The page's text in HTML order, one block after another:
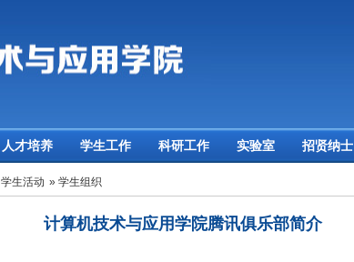
人才培养 学生工作 科研工作 实验室 招贤纳士
学生活动 » 学生组织
计算机技术与应用学院腾讯俱乐部简介